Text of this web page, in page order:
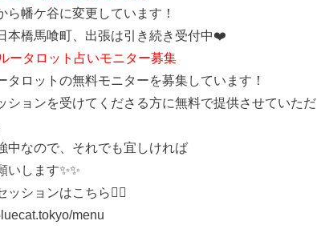
ら幡ケ谷に変更しています！
本橋馬喰町、出張は引き続き受付中❤️
ータロット占いモニター募集
タロットの無料モニターを募集しています！
ションを受けてくださる方に無料で提供させていただ
中なので、それでも宜しければ
いします✨✨
ションはこちら💁‍♀️
menu